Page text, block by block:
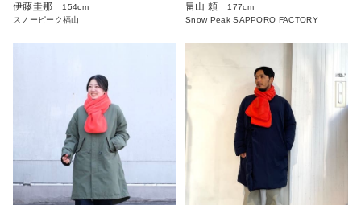
伊藤圭那
154cm
スノーピーク福山
畠山 頼
177cm
Snow Peak SAPPORO FACTORY